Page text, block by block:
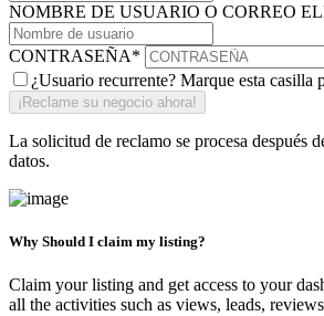
NOMBRE DE USUARIO O CORREO
CONTRASEÑA*
¿Usuario recurrente? Marque esta casilla
La solicitud de reclamo se procesa después
datos.
Why Should I claim my listing?
Claim your listing and get access to your
all the activities such as views, leads,